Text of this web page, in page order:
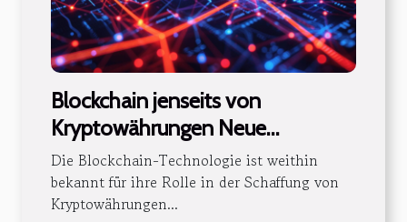
Blockchain jenseits von
Kryptowährungen Neue
Anwendungen und Potenziale für
die Industrie
Die Blockchain-Technologie ist weithin
bekannt für ihre Rolle in der Schaffung von
Kryptowährungen...